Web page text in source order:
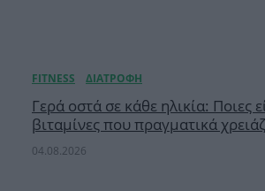
Γερά οστά σε κάθε ηλικία: Ποιες
βιταμίνες που πραγματικά
04.08.2026